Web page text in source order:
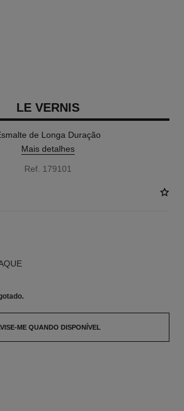
LE VERNIS
de Longa Duração
Mais detalhes
Ref. 179101
ME QUANDO DISPONÍVEL